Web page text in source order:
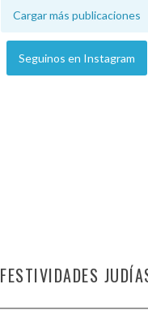
Cargar más publicaciones
Seguinos en Instagram
FESTIVIDADES